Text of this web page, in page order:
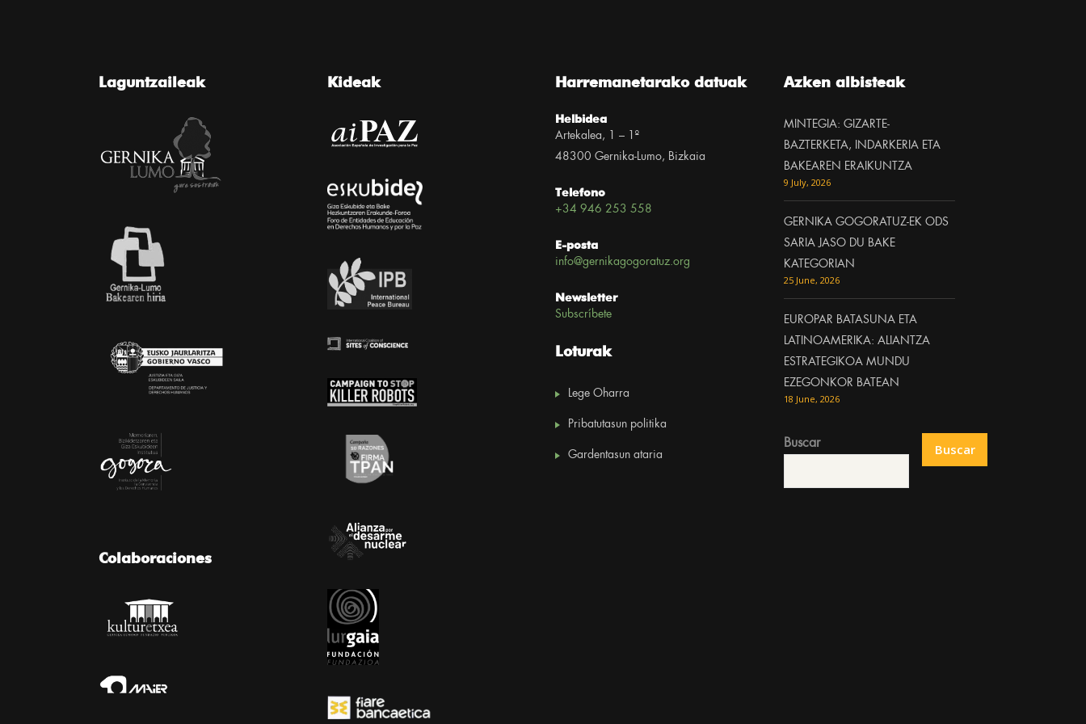
Laguntzaileak
Colaboraciones
Kideak Harremanetarako datuak
Helbidea
Artekalea, 1 – 1º
48300 Gernika-Lumo, Bizkaia
Telefono
+34 946 253 558
E-posta
info@gernikagogoratuz.org
Newsletter
Subscríbete
Loturak
Lege Oharra
Pribatutasun politika
Gardentasun ataria
Azken albisteak
MINTEGIA: GIZARTE-
BAZTERKETA, INDARKERIA ETA
BAKEAREN ERAIKUNTZA
9 July, 2026
GERNIKA GOGORATUZ-EK ODS
SARIA JASO DU BAKE
KATEGORIAN
25 June, 2026
EUROPAR BATASUNA ETA
LATINOAMERIKA: ALIANTZA
ESTRATEGIKOA MUNDU
EZEGONKOR BATEAN
18 June, 2026
Buscar Buscar